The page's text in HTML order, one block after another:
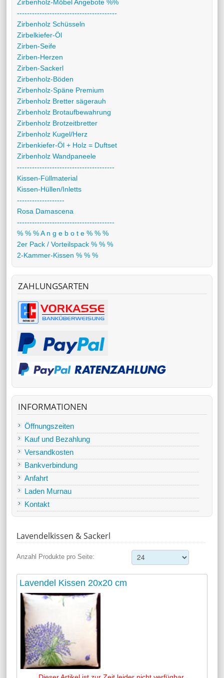
Zirbenholz-Möbel Angebote %%
----------------------------------------
Zirbenholz Schüsseln
Zirbelkiefer-Öl
Zirben-Seife
Zirben-Herzen
Zirben-Sackerl
Zirbenholz-Böden
Zirbenholz-Späne Premium
Zirbenholz Bretter sägerauh
Zirbenholz Brotaufbewahrung
Zirbenholz Brotzeitbretter
Zirbenholz Kugel/Herz
Zirbenkiefer-Öl + Holz = Duftset
Zirbenholz Wandpaneele
---------------------------------------
Kissen-Füllmaterial
Kissen-Hüllen/Inletts
-------------------
Rosa Damascena
---------------------------------------
% % % A n g e b o t e % % %
2er Pack / Vorteilspack % % %
2-Kammer-Kissen % % %
ZAHLUNGSARTEN
INFORMATIONEN
Öffnungszeiten
Kauf und Bezahlung
Versandkosten
Bankverbindung
Anfahrt
Laden Murnau
Kontakt
Lavendelkissen & Sackerl
Anzahl Produkte pro Seite:
Lavendel Kissen 20x20 cm